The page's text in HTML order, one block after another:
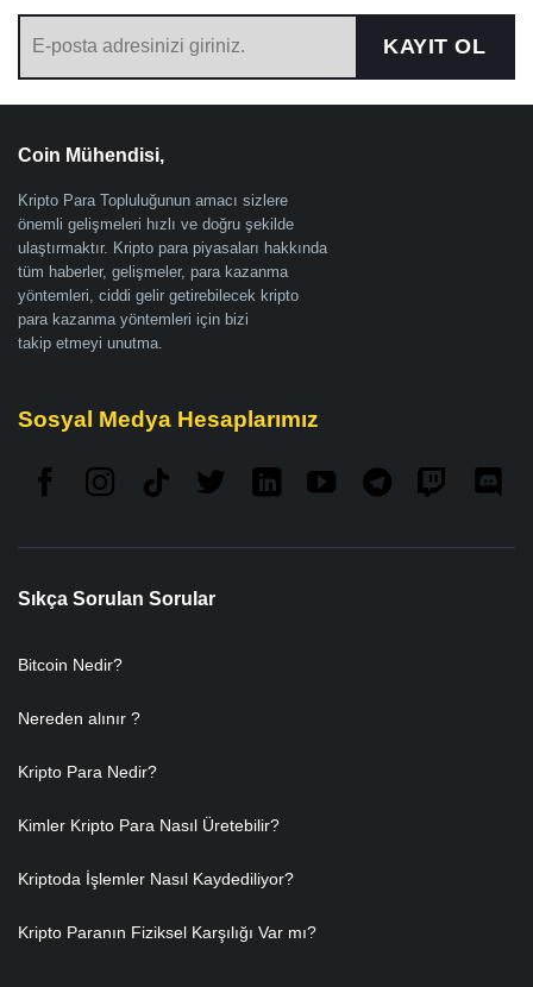
KAYIT OL
Coin Mühendisi,
Kripto Para Topluluğunun amacı sizlere
önemli gelişmeleri hızlı ve doğru şekilde
ulaştırmaktır. Kripto para piyasaları hakkında
tüm haberler, gelişmeler, para kazanma
yöntemleri, ciddi gelir getirebilecek kripto
para kazanma yöntemleri için bizi
takip etmeyi unutma.
Sosyal Medya Hesaplarımız
Sıkça Sorulan Sorular
Bitcoin Nedir?
Nereden alınır ?
Kripto Para Nedir?
Kimler Kripto Para Nasıl Üretebilir?
Kriptoda İşlemler Nasıl Kaydediliyor?
Kripto Paranın Fiziksel Karşılığı Var mı?